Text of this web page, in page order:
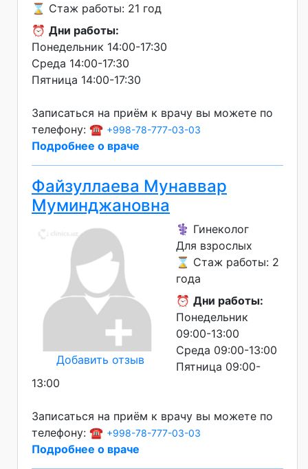
⌛ Стаж работы: 21 год
⏰ Дни работы:
Понедельник 14:00-17:30
Среда 14:00-17:30
Пятница 14:00-17:30
Записаться на приём к врачу вы можете по
телефону: ☎️ +998-78-777-03-03
Подробнее о враче
Файзуллаева Мунаввар
Муминджановна
Добавить отзыв
⚕️ Гинеколог
Для взрослых
⌛ Стаж работы: 2
года
⏰ Дни работы:
Понедельник
09:00-13:00
Среда 09:00-13:00
Пятница 09:00-
13:00
Записаться на приём к врачу вы можете по
телефону: ☎️ +998-78-777-03-03
Подробнее о враче